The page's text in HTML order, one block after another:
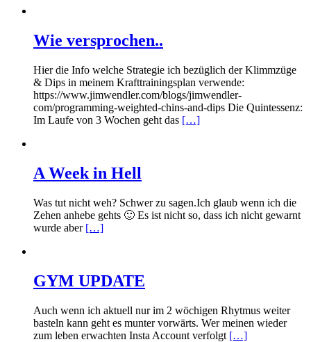
Wie versprochen..
Hier die Info welche Strategie ich bezüglich der Klimmzüge
& Dips in meinem Krafttrainingsplan verwende:
https://www.jimwendler.com/blogs/jimwendler-
com/programming-weighted-chins-and-dips Die Quintessenz:
Im Laufe von 3 Wochen geht das […]
A Week in Hell
Was tut nicht weh? Schwer zu sagen.Ich glaub wenn ich die
Zehen anhebe gehts 🙂 Es ist nicht so, dass ich nicht gewarnt
wurde aber […]
GYM UPDATE
Auch wenn ich aktuell nur im 2 wöchigen Rhytmus weiter
basteln kann geht es munter vorwärts. Wer meinen wieder
zum leben erwachten Insta Account verfolgt […]